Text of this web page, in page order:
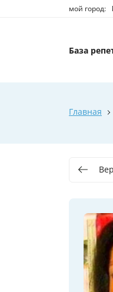
мой город:
База
Главная